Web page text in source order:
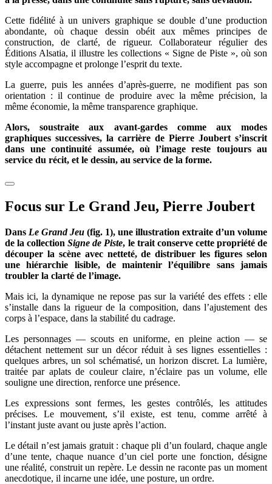
Cette fidélité à un univers graphique se double d’une production
abondante, où chaque dessin obéit aux mêmes principes de
construction, de clarté, de rigueur. Collaborateur régulier des
Éditions Alsatia, il illustre les collections « Signe de Piste », où son
style accompagne et prolonge l’esprit du texte.
La guerre, puis les années d’après-guerre, ne modifient pas son
orientation : il continue de produire avec la même précision, la
même économie, la même transparence graphique.
Alors, soustraite aux avant-gardes comme aux modes
graphiques successives, la carrière de Pierre Joubert s’inscrit
dans une continuité assumée, où l’image reste toujours au
service du récit, et le dessin, au service de la forme.
Focus sur Le Grand Jeu, Pierre Joubert
Dans Le Grand Jeu (fig. 1), une illustration extraite d’un volume
de la collectionSigne de Piste, le trait conserve cette propriété de
découper la scène avec netteté, de distribuer les figures selon
une hiérarchie lisible, de maintenir l’équilibre sans jamais
troubler la clarté de l’image.
Mais ici, la dynamique ne repose pas sur la variété des effets : elle
s’installe dans la rigueur de la composition, dans l’ajustement des
corps à l’espace, dans la stabilité du cadrage.
Les personnages — scouts en uniforme, en pleine action — se
détachent nettement sur un décor réduit à ses lignes essentielles :
quelques arbres, un sol schématisé, un horizon discret. La lumière,
traitée par aplats de couleur claire, n’éclaire pas un volume, elle
souligne une direction, renforce une présence.
Les expressions sont fermes, les gestes contrôlés, les attitudes
précises. Le mouvement, s’il existe, est tenu, comme arrêté à
l’instant juste avant ou juste après l’action.
Le détail n’est jamais gratuit : chaque pli d’un foulard, chaque angle
d’une tente, chaque nuance d’un ciel porte une fonction, désigne
une réalité, construit un repère. Le dessin ne raconte pas un moment
anecdotique, il incarne une idée, une posture, un ordre.